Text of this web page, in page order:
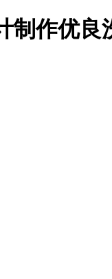
制作优良